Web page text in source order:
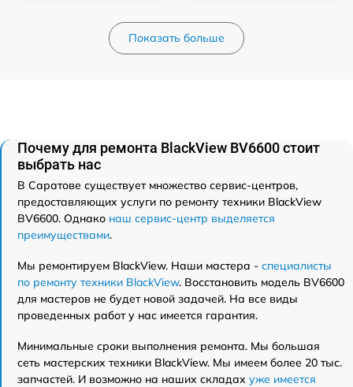
Показать больше
Почему для ремонта BlackView BV6600 стоит
выбрать нас
В Саратове существует множество сервис-центров,
предоставляющих услуги по ремонту техники BlackView
BV6600. Однако наш сервис-центр выделяется
преимуществами.
Мы ремонтируем BlackView. Наши мастера - специалисты
по ремонту техники BlackView. Восстановить модель BV6600
для мастеров не будет новой задачей. На все виды
проведенных работ у нас имеется гарантия.
Минимальные сроки выполнения ремонта. Мы большая
сеть мастерских техники BlackView. Мы имеем более 20 тыс.
запчастей. И возможно на наших складах уже имеется